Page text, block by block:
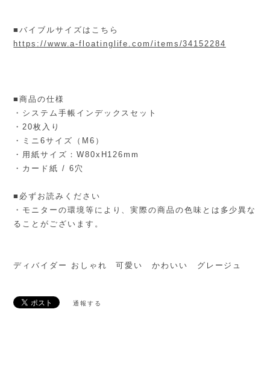
■バイブルサイズはこちら
https://www.a-floatinglife.com/items/34152284
■商品の仕様
・システム手帳インデックスセット
・20枚入り
・ミニ6サイズ（M6）
・用紙サイズ：W80xH126mm
・カード紙 / 6穴
■必ずお読みください
・モニターの環境等により、実際の商品の色味とは多少異な
ることがございます。
ディバイダー おしゃれ 可愛い かわいい グレージュ
通報する